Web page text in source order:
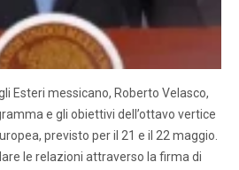
Esteri messicano, Roberto Velasco,
e gli obiettivi dell’ottavo vertice
previsto per il 21 e il 22 maggio.
le relazioni attraverso la firma di